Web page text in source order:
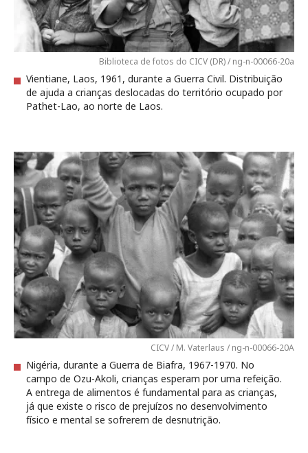
Biblioteca de fotos do CICV (DR) / ng-n-00066-20a
Vientiane, Laos, 1961, durante a Guerra Civil. Distribuição
de ajuda a crianças deslocadas do território ocupado por
Pathet-Lao, ao norte de Laos.
CICV / M. Vaterlaus / ng-n-00066-20A
Nigéria, durante a Guerra de Biafra, 1967-1970. No
campo de Ozu-Akoli, crianças esperam por uma refeição.
A entrega de alimentos é fundamental para as crianças,
já que existe o risco de prejuízos no desenvolvimento
físico e mental se sofrerem de desnutrição.